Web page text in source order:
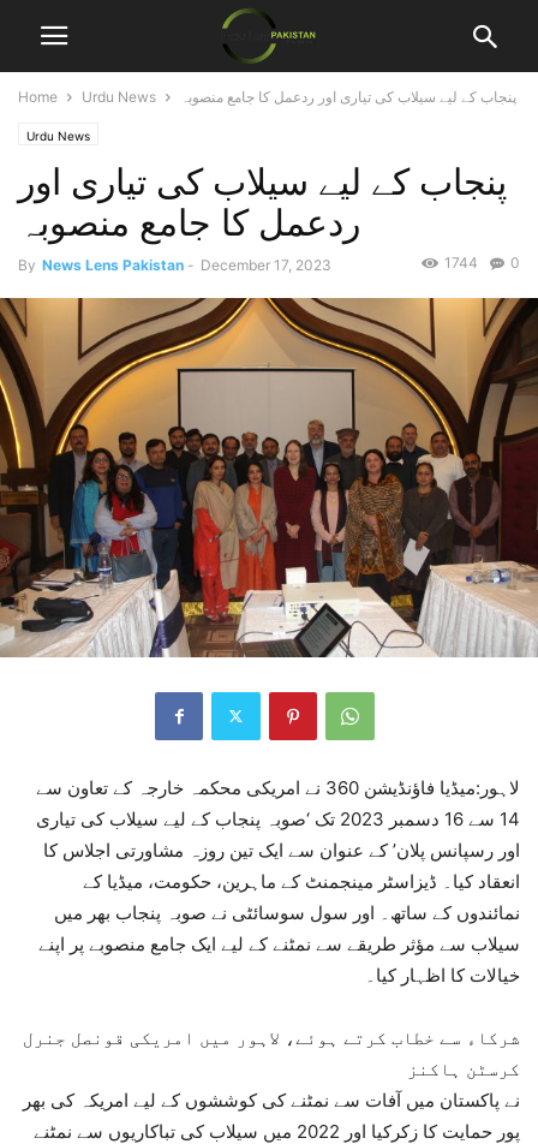
Home Urdu News پنجاب کے لیے سیلاب کی تیاری اور ردعمل کا جامع منصوبہ
Urdu News
پنجاب کے لیے سیلاب کی تیاری اور
ردعمل کا جامع منصوبہ
By News Lens Pakistan - December 17, 2023 0
1744
لاہور:میڈیا فاؤنڈیشن 360 نے امریکی محکمہ خارجہ کے تعاون سے
14 سے 16 دسمبر 2023 تک ‘صوبہ پنجاب کے لیے سیلاب کی تیاری
اور رسپانس پلان’ کے عنوان سے ایک تین روزہ مشاورتی اجلاس کا
انعقاد کیا۔ ڈیزاسٹر مینجمنٹ کے ماہرین، حکومت، میڈیا کے
نمائندوں کے ساتھ۔ اور سول سوسائٹی نے صوبہ پنجاب بھر میں
سیلاب سے مؤثر طریقے سے نمٹنے کے لیے ایک جامع منصوبے پر اپنے
خیالات کا اظہار کیا۔
شرکاء سے خطاب کرتے ہوئے، لاہور میں امریکی قونصل جنرل
کرسٹن ہاکنز
نے پاکستان میں آفات سے نمٹنے کی کوششوں کے لیے امریکہ کی بھر
پور حمایت کا زکرکیا اور 2022 میں سیلاب کی تباکاریوں سے نمٹنے